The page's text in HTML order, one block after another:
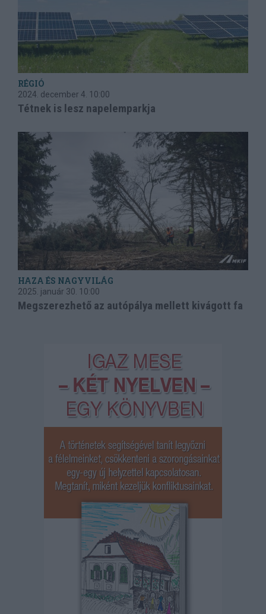
RÉGIÓ
2024. december 4. 10:00
Tétnek is lesz napelemparkja
HAZA ÉS NAGYVILÁG
2025. január 30. 10:00
Megszerezhető az autópálya mellett kivágott fa